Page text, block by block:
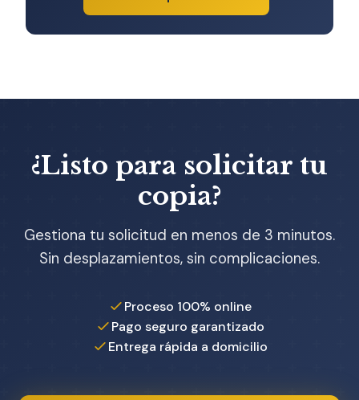
¿Listo para solicitar tu
copia?
Gestiona tu solicitud en menos de 3 minutos.
Sin desplazamientos, sin complicaciones.
Proceso 100% online
Pago seguro garantizado
Entrega rápida a domicilio